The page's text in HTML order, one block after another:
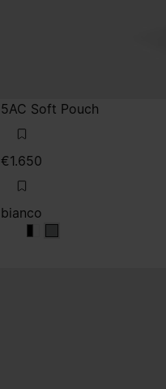
5AC Soft Pouch
€1.650
bianco
bianco
bianco
bianco